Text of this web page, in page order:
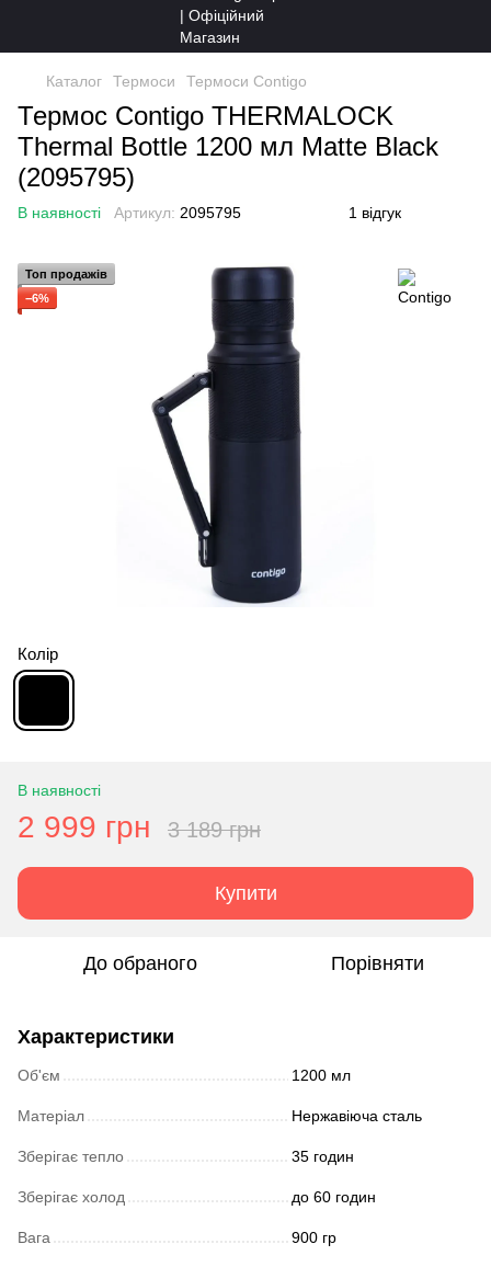
Каталог Термоси Термоси Contigo
Термос Contigo THERMALOCK
Thermal Bottle 1200 мл Matte Black
(2095795)
В наявності Артикул: 2095795 1 відгук
Топ продажів
−6%
Колір
В наявності
2 999 грн 3 189 грн
Купити
До обраного Порівняти
Характеристики
Об'єм 1200 мл
Матеріал Нержавіюча сталь
Зберігає тепло 35 годин
Зберігає холод до 60 годин
Вага 900 гр